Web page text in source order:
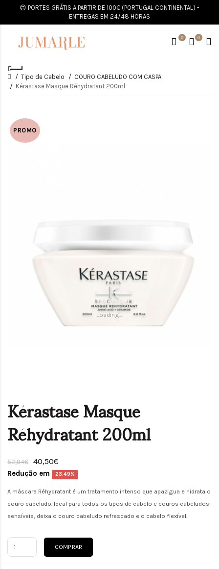
😍 PORTES GRÁTIS A PARTIR DE 100€ (PORTUGAL CONTINENTAL) -
ENTREGAS EM 24/48 HORAS
0 0
Tipo de Cabelo
COURO CABELUDO COM CASPA
Kérastase Masque Réhydratant 200ml
PROMO
Loading...
Kérastase Masque
Réhydratant 200ml
52,94€ 40,50€
Redução em 23.49%
A máscara Réhydratant é um tratamento intenso que apazigua e hidrata o
couro cabeludo. Ideal para todos os tipos de cabelo e couros cabeludos
sensíveis, deixa o couro cabeludo refrescado e o cabelo flexível.
COMPRAR